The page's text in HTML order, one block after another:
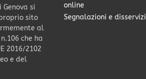
si
sito
al
che ha
2016/2102
e del
online
Segnalazioni e disservizi